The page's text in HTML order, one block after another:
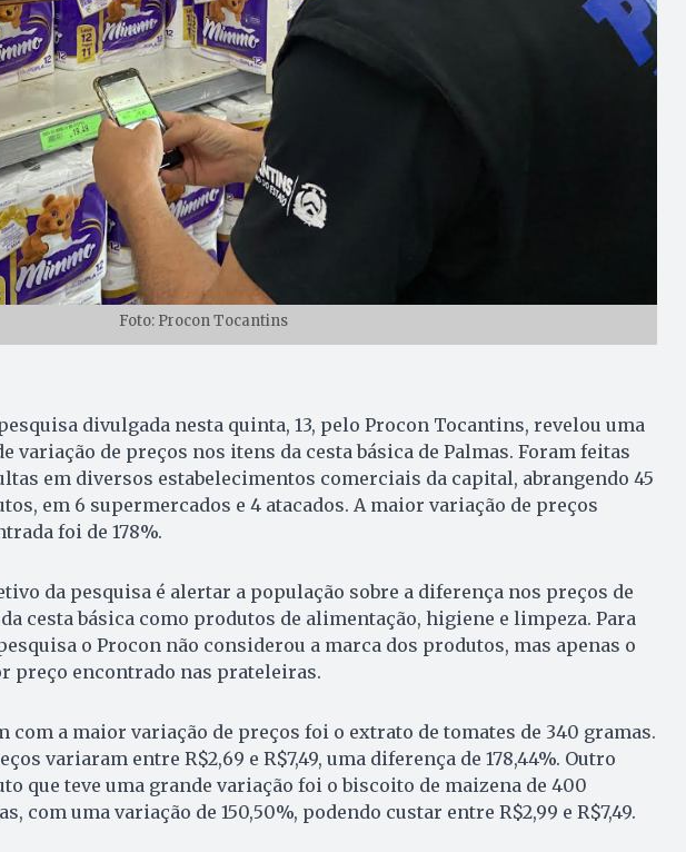
Foto: Procon Tocantins
divulgada nesta quinta, 13, pelo Procon Tocantins, revelou uma
variação de preços nos itens da cesta básica de Palmas. Foram feitas
em diversos estabelecimentos comerciais da capital, abrangendo 45
em 6 supermercados e 4 atacados. A maior variação de preços
foi de 178%.
da pesquisa é alertar a população sobre a diferença nos preços de
cesta básica como produtos de alimentação, higiene e limpeza. Para
o Procon não considerou a marca dos produtos, mas apenas o
preço encontrado nas prateleiras.
com a maior variação de preços foi o extrato de tomates de 340 gramas.
variaram entre R$2,69 e R$7,49, uma diferença de 178,44%. Outro
que teve uma grande variação foi o biscoito de maizena de 400
com uma variação de 150,50%, podendo custar entre R$2,99 e R$7,49.